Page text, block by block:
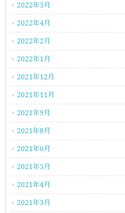
2022年5月
2022年4月
2022年2月
2022年1月
2021年12月
2021年11月
2021年9月
2021年8月
2021年6月
2021年5月
2021年4月
2021年3月